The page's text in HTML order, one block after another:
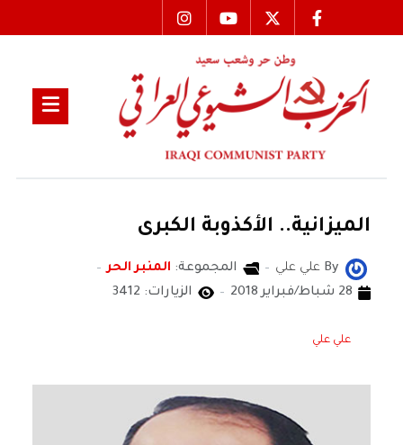
الميزانية.. الأكذوبة الكبرى
By علي علي المجموعة: المنبر الحر
28 شباط/فبراير 2018
الزيارات: 3412
علي علي